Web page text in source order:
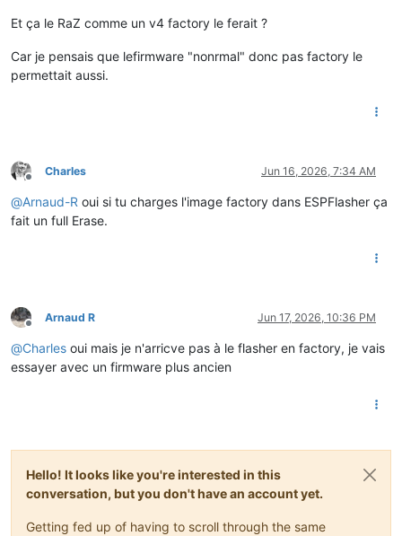
Et ça le RaZ comme un v4 factory le ferait ?
Car je pensais que lefirmware "nonrmal" donc pas factory le
permettait aussi.
Offline
Charles Jun 16, 2026, 7:34 AM
@Arnaud-R oui si tu charges l'image factory dans ESPFlasher ça
fait un full Erase.
Offline
Arnaud R Jun 17, 2026, 10:36 PM
@Charles oui mais je n'arricve pas à le flasher en factory, je vais
essayer avec un firmware plus ancien
Hello! It looks like you're interested in this
conversation, but you don't have an account yet.
Getting fed up of having to scroll through the same